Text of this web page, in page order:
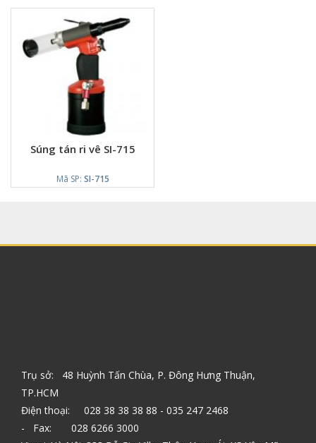
Súng tán ri vê SI-715
Mã SP: SI-715
Trụ sở: 48 Huỳnh Tấn Chùa, P. Đông Hưng Thuận,
TP.HCM
Điện thoại: 028 38 38 38 88 - 035 247 2468
- Fax: 028 6266 3000